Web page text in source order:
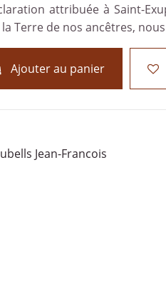
attribuée à Saint-
Terre de nos ancêtres,
Ajouter au panier
Jean-Francois